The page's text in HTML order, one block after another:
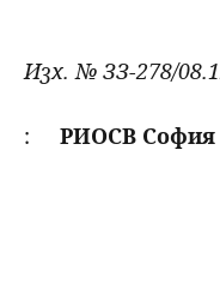
Изх. № ЗЗ-278/
: РИОСВ София